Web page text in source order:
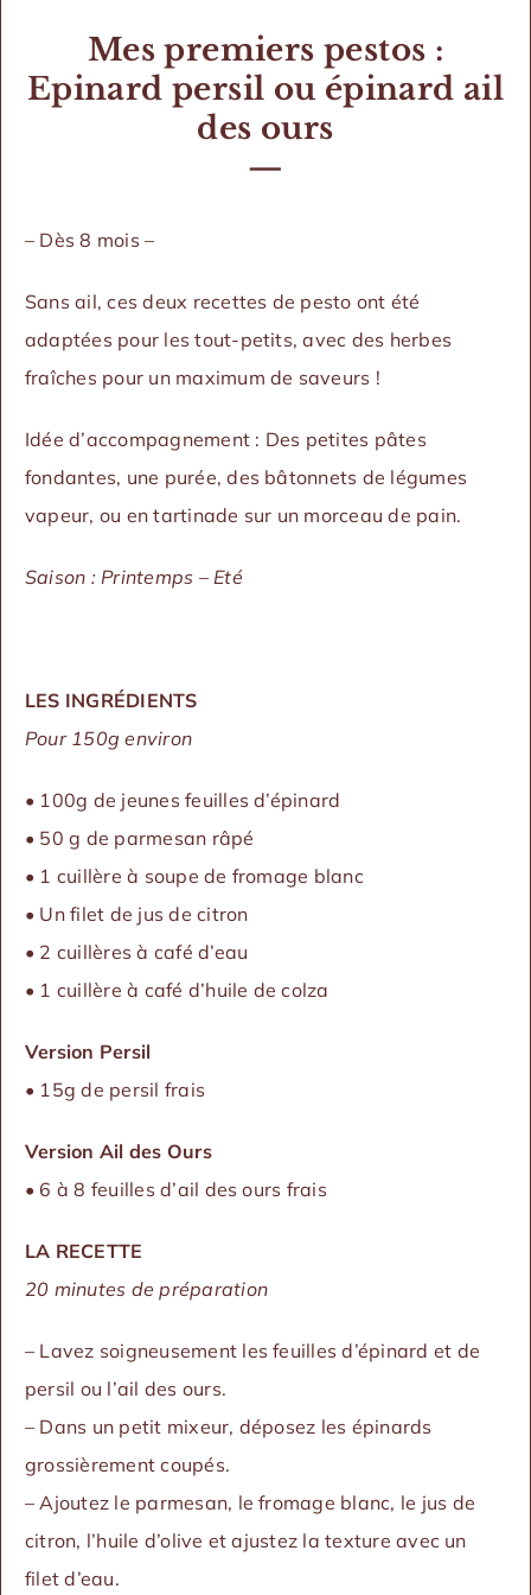
Mes premiers pestos :
Epinard persil ou épinard ail
des ours
—
– Dès 8 mois –
Sans ail, ces deux recettes de pesto ont été
adaptées pour les tout-petits, avec des herbes
fraîches pour un maximum de saveurs !
Idée d’accompagnement : Des petites pâtes
fondantes, une purée, des bâtonnets de légumes
vapeur, ou en tartinade sur un morceau de pain.
Saison : Printemps – Eté
LES INGRÉDIENTS
Pour 150g environ
• 100g de jeunes feuilles d’épinard
• 50 g de parmesan râpé
• 1 cuillère à soupe de fromage blanc
• Un filet de jus de citron
• 2 cuillères à café d’eau
• 1 cuillère à café d’huile de colza
Version Persil
• 15g de persil frais
Version Ail des Ours
• 6 à 8 feuilles d’ail des ours frais
LA RECETTE
20 minutes de préparation
– Lavez soigneusement les feuilles d’épinard et de
persil ou l’ail des ours.
– Dans un petit mixeur, déposez les épinards
grossièrement coupés.
– Ajoutez le parmesan, le fromage blanc, le jus de
citron, l’huile d’olive et ajustez la texture avec un
filet d’eau.